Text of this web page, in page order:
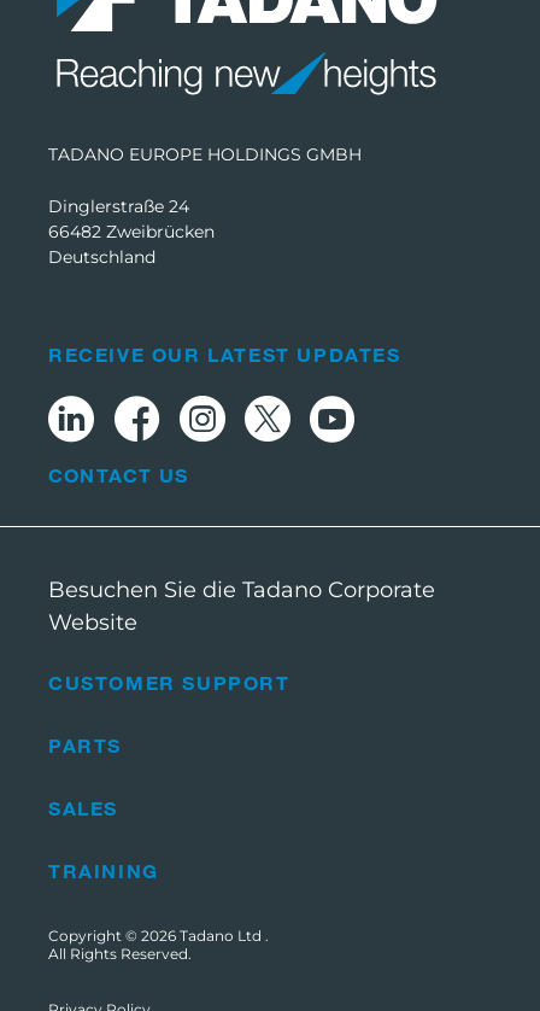
TADANO EUROPE HOLDINGS GMBH
Dinglerstraße 24
66482 Zweibrücken
Deutschland
CUSTOMER SUPPORT
PARTS
SALES
TRAINING
RECEIVE OUR LATEST UPDATES
CONTACT US
Besuchen Sie die Tadano Corporate
Website
Copyright © 2026 Tadano Ltd .
All Rights Reserved.